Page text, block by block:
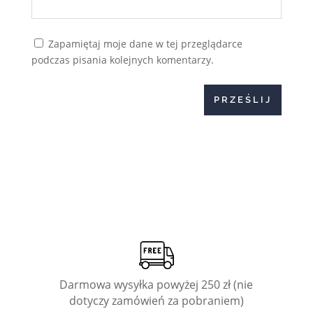
Zapamiętaj moje dane w tej przeglądarce
podczas pisania kolejnych komentarzy.
PRZEŚLIJ
Darmowa wysyłka powyżej 250 zł (nie
dotyczy zamówień za pobraniem)